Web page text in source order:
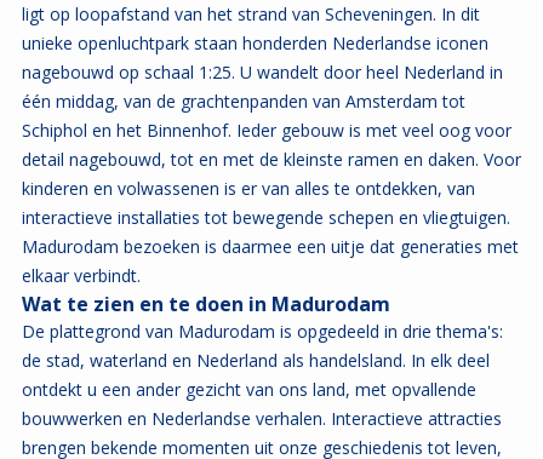
ligt op loopafstand van het strand van Scheveningen. In dit
unieke openluchtpark staan honderden Nederlandse iconen
nagebouwd op schaal 1:25. U wandelt door heel Nederland in
één middag, van de grachtenpanden van Amsterdam tot
Schiphol en het Binnenhof. Ieder gebouw is met veel oog voor
detail nagebouwd, tot en met de kleinste ramen en daken. Voor
kinderen en volwassenen is er van alles te ontdekken, van
interactieve installaties tot bewegende schepen en vliegtuigen.
Madurodam bezoeken is daarmee een uitje dat generaties met
elkaar verbindt.
Wat te zien en te doen in Madurodam
De plattegrond van Madurodam is opgedeeld in drie thema's:
de stad, waterland en Nederland als handelsland. In elk deel
ontdekt u een ander gezicht van ons land, met opvallende
bouwwerken en Nederlandse verhalen. Interactieve attracties
brengen bekende momenten uit onze geschiedenis tot leven,